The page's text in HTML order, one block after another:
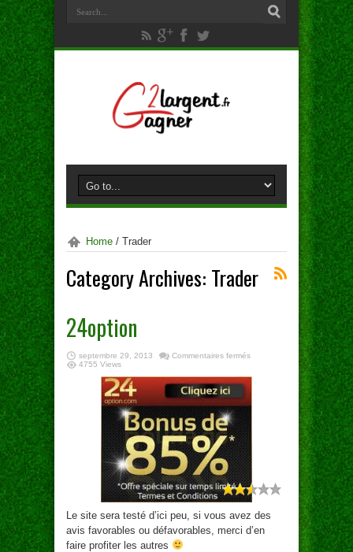
Home / Trader
Category Archives: Trader
24option
septembre 29, 2013 Commentaires fermés
4755 Views
Le site sera testé d’ici peu, si vous avez des
avis favorables ou défavorables, merci d’en
faire profiter les autres